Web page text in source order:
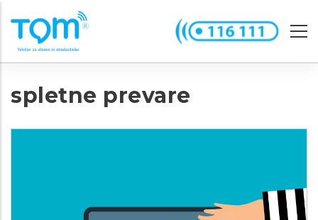
spletne prevare